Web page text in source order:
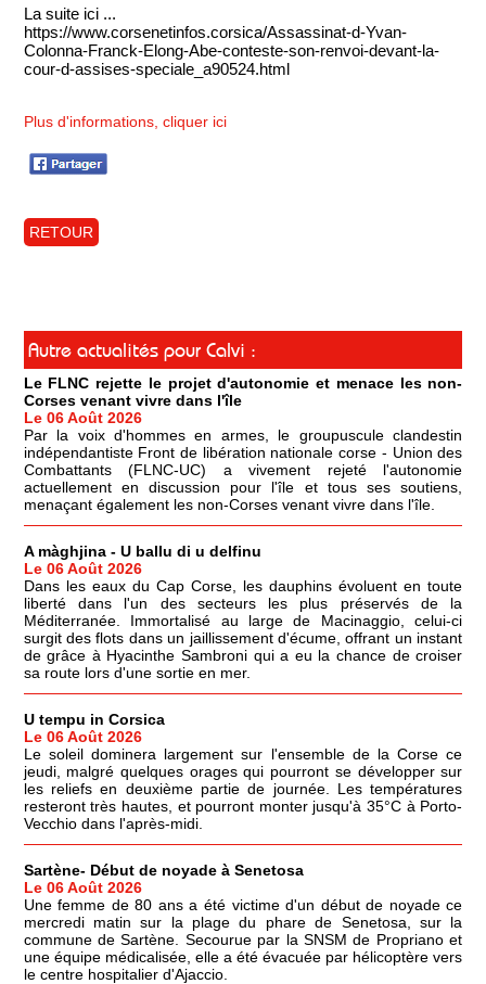
La suite ici ...
https://www.corsenetinfos.corsica/Assassinat-d-Yvan-
Colonna-Franck-Elong-Abe-conteste-son-renvoi-devant-la-
cour-d-assises-speciale_a90524.html
Plus d'informations, cliquer ici
RETOUR
Autre actualités pour Calvi :
Le FLNC rejette le projet d'autonomie et menace les non-
Corses venant vivre dans l'île
Le 06 Août 2026
Par la voix d'hommes en armes, le groupuscule clandestin
indépendantiste Front de libération nationale corse - Union des
Combattants (FLNC-UC) a vivement rejeté l'autonomie
actuellement en discussion pour l'île et tous ses soutiens,
menaçant également les non-Corses venant vivre dans l'île.
A màghjina - U ballu di u delfinu
Le 06 Août 2026
Dans les eaux du Cap Corse, les dauphins évoluent en toute
liberté dans l'un des secteurs les plus préservés de la
Méditerranée. Immortalisé au large de Macinaggio, celui-ci
surgit des flots dans un jaillissement d'écume, offrant un instant
de grâce à Hyacinthe Sambroni qui a eu la chance de croiser
sa route lors d'une sortie en mer.
U tempu in Corsica
Le 06 Août 2026
Le soleil dominera largement sur l'ensemble de la Corse ce
jeudi, malgré quelques orages qui pourront se développer sur
les reliefs en deuxième partie de journée. Les températures
resteront très hautes, et pourront monter jusqu'à 35°C à Porto-
Vecchio dans l'après-midi.
Sartène- Début de noyade à Senetosa
Le 06 Août 2026
Une femme de 80 ans a été victime d'un début de noyade ce
mercredi matin sur la plage du phare de Senetosa, sur la
commune de Sartène. Secourue par la SNSM de Propriano et
une équipe médicalisée, elle a été évacuée par hélicoptère vers
le centre hospitalier d'Ajaccio.